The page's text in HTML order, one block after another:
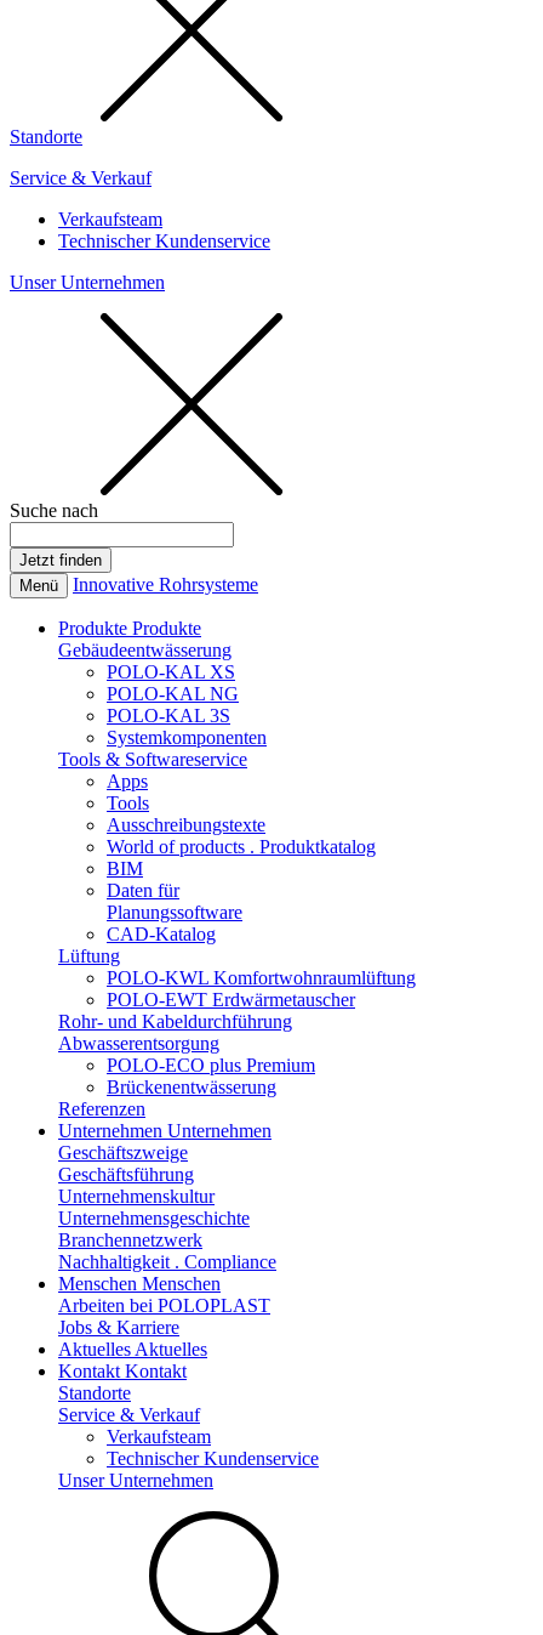
Standorte
Service & Verkauf
Verkaufsteam
Technischer Kundenservice
Unser Unternehmen
Suche nach
Menü Innovative Rohrsysteme
Produkte Produkte
Gebäudeentwässerung
POLO-KAL XS
POLO-KAL NG
POLO-KAL 3S
Systemkomponenten
Tools & Softwareservice
Apps
Tools
Ausschreibungstexte
World of products . Produktkatalog
BIM
Daten für
Planungssoftware
CAD-Katalog
Lüftung
POLO-KWL Komfortwohnraumlüftung
POLO-EWT Erdwärmetauscher
Rohr- und Kabeldurchführung
Abwasserentsorgung
POLO-ECO plus Premium
Brückenentwässerung
Referenzen
Unternehmen Unternehmen
Geschäftszweige
Geschäftsführung
Unternehmenskultur
Unternehmensgeschichte
Branchennetzwerk
Nachhaltigkeit . Compliance
Menschen Menschen
Arbeiten bei POLOPLAST
Jobs & Karriere
Aktuelles Aktuelles
Kontakt Kontakt
Standorte
Service & Verkauf
Verkaufsteam
Technischer Kundenservice
Unser Unternehmen